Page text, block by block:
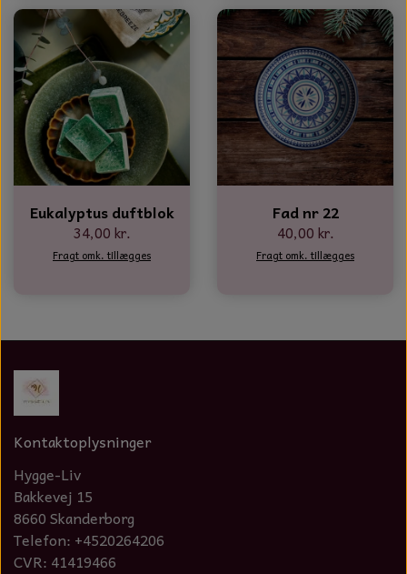
Eukalyptus duftblok
34,00 kr.
Fragt omk. tillægges
Fad nr 22
40,00 kr.
Fragt omk. tillægges
Kontaktoplysninger
Hygge-Liv
Bakkevej 15
8660 Skanderborg
Telefon: +4520264206
CVR: 41419466